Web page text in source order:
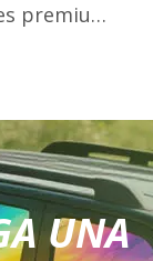
Soluciones premium para tintado de ventanillas de automóviles - Mr.film
UNA